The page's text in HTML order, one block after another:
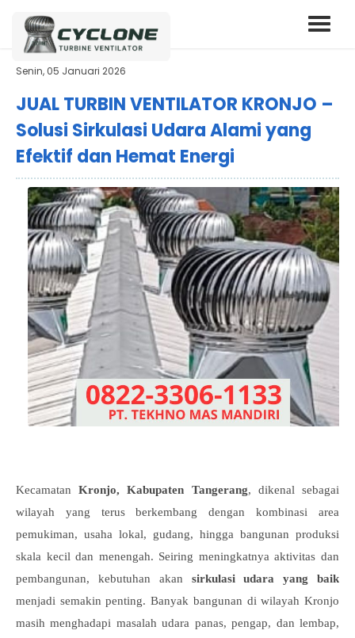
Senin, 05 Januari 2026
JUAL TURBIN VENTILATOR KRONJO –
Solusi Sirkulasi Udara Alami yang
Efektif dan Hemat Energi
KecamatanKronjo, Kabupaten Tangerang, dikenal sebagai
wilayah yang terus berkembang dengan kombinasi area
pemukiman, usaha lokal, gudang, hingga bangunan produksi
skala kecil dan menengah. Seiring meningkatnya aktivitas dan
pembangunan, kebutuhan akan sirkulasi udara yang baik
menjadi semakin penting. Banyak bangunan di wilayah Kronjo
masih menghadapi masalah udara panas, pengap, dan lembap,